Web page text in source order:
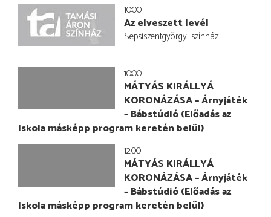
10:00
Az elveszett levél
Sepsiszentgyörgyi színház
10:00
MÁTYÁS KIRÁLLYÁ
KORONÁZÁSA – Árnyjáték
– Bábstúdió (Előadás az
Iskola másképp program keretén belül)
12:00
MÁTYÁS KIRÁLLYÁ
KORONÁZÁSA – Árnyjáték
– Bábstúdió (Előadás az
Iskola másképp program keretén belül)